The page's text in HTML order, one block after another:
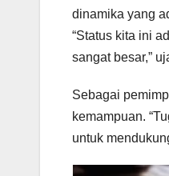
dinamika yang
“Status kita ini
sangat besar,”
Sebagai
kemampuan.
untuk